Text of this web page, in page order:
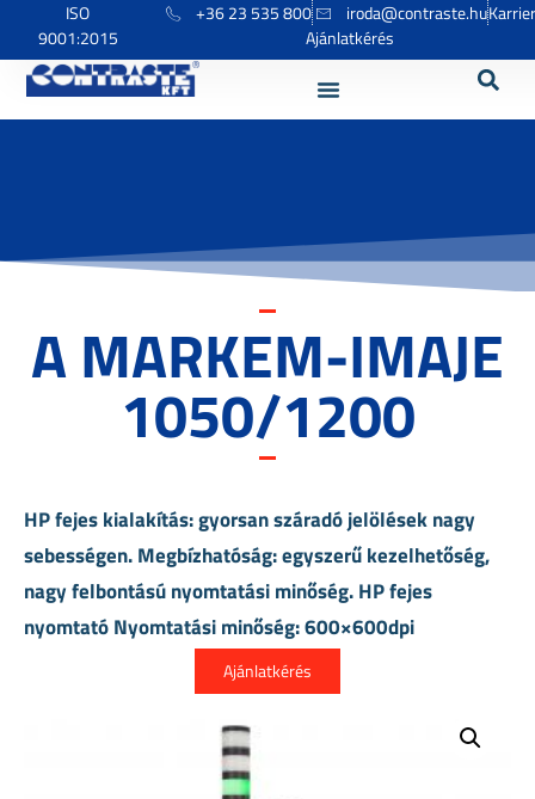
ISO
9001:2015
+36 23 535 800 iroda@contraste.huKarrier
Ajánlatkérés
A MARKEM-IMAJE
1050/1200
HP fejes kialakítás: gyorsan száradó jelölések nagy
sebességen. Megbízhatóság: egyszerű kezelhetőség,
nagy felbontású nyomtatási minőség. HP fejes
nyomtató Nyomtatási minőség: 600×600dpi
Ajánlatkérés